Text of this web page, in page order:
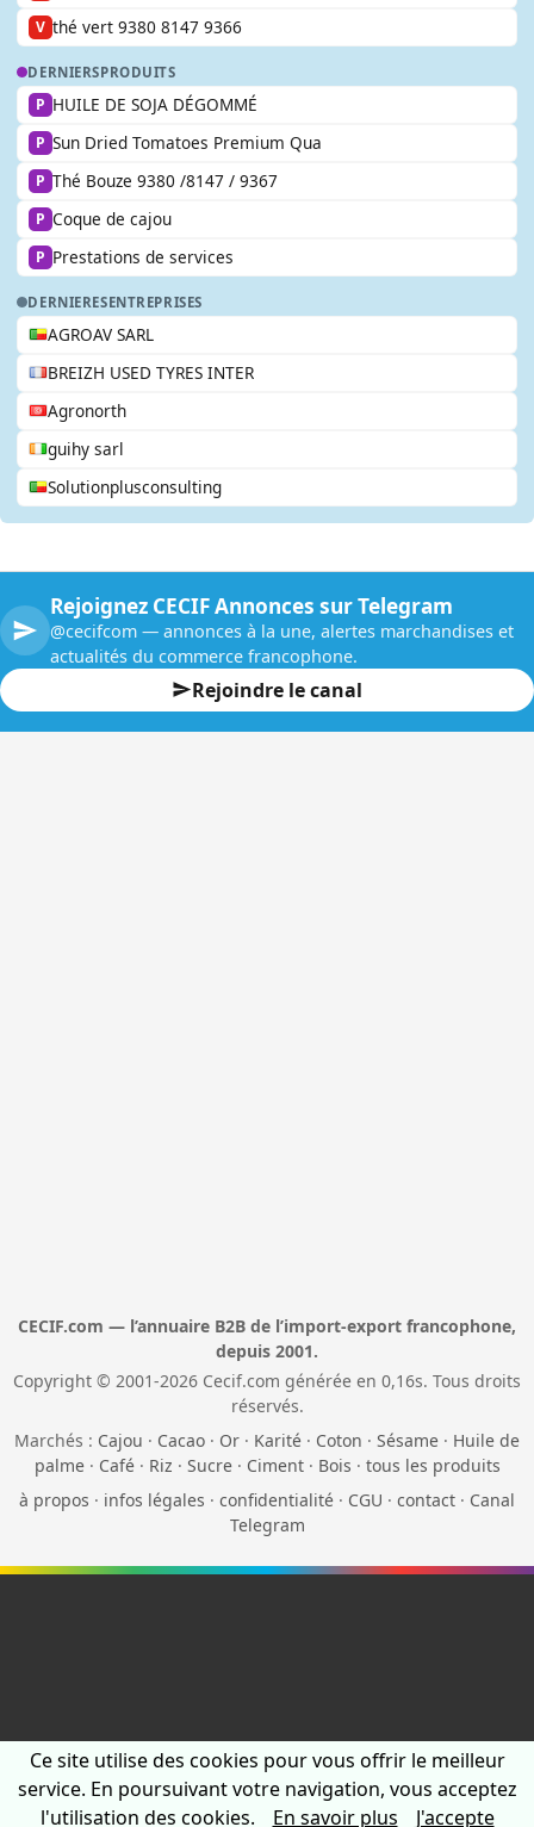
V thé vert 9380 8147 9366
DERNIERSPRODUITS
P HUILE DE SOJA DÉGOMMÉ
P Sun Dried Tomatoes Premium Qua
P Thé Bouze 9380 /8147 / 9367
P Coque de cajou
P Prestations de services
DERNIERESENTREPRISES
AGROAV SARL
BREIZH USED TYRES INTER
Agronorth
guihy sarl
Solutionplusconsulting
Rejoignez CECIF Annonces sur Telegram
@cecifcom — annonces à la une, alertes marchandises et
actualités du commerce francophone.
Rejoindre le canal
CECIF.com — l’annuaire B2B de l’import-export francophone,
depuis 2001.
Copyright © 2001-2026 Cecif.com générée en 0,16s. Tous droits
réservés.
Marchés : Cajou · Cacao · Or · Karité · Coton · Sésame · Huile de
palme· Café· Riz · Sucre· Ciment· Bois · tous les produits
à propos · infos légales · confidentialité · CGU · contact · Canal
Telegram
Ce site utilise des cookies pour vous offrir le meilleur
service. En poursuivant votre navigation, vous acceptez
l'utilisation des cookies.
En savoir plus J'accepte